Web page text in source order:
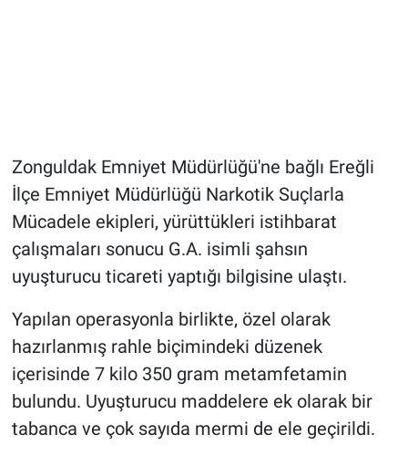
Zonguldak Emniyet Müdürlüğü'ne bağlı Ereğli
İlçe Emniyet Müdürlüğü Narkotik Suçlarla
Mücadele ekipleri, yürüttükleri istihbarat
çalışmaları sonucu G.A. isimli şahsın
uyuşturucu ticareti yaptığı bilgisine ulaştı.
Yapılan operasyonla birlikte, özel olarak
hazırlanmış rahle biçimindeki düzenek
içerisinde 7 kilo 350 gram metamfetamin
bulundu. Uyuşturucu maddelere ek olarak bir
tabanca ve çok sayıda mermi de ele geçirildi.